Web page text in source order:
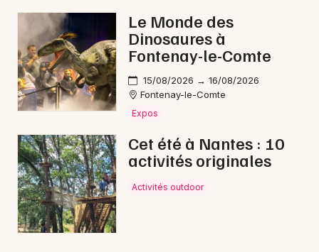
Spectacle musical en Vendée
Spectacle musical dans les Pays de la Loire
Newsletter des sorties
Artistes en tournée
Actus aux Herbiers
Le Monde des
Dinosaures à
Fontenay-le-Comte
15/08/2026 → 16/08/2026
Fontenay-le-Comte
Expos
Cet été à Nantes : 10
activités originales
Activités outdoor